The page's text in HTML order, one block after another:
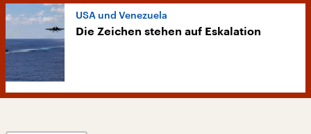
USA und Venezuela
Die Zeichen stehen auf Eskalation